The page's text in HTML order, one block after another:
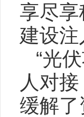
享尽享
建设注
“光
人对
缓解了